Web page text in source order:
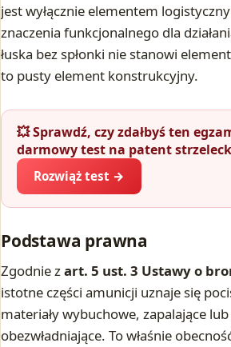
jest wyłącznie elementem
znaczenia funkcjonalnego dla
łuska bez spłonki nie stanowi
to pusty element konstrukcyjny.
💥 Sprawdź, czy zdałbyś ten
darmowy test na patent
Rozwiąż test →
Podstawa prawna
Zgodnie zart. 5 ust. 3 Ustawy o
istotne części amunicji uznaje się
materiały wybuchowe, zapalające
obezwładniające. To właśnie